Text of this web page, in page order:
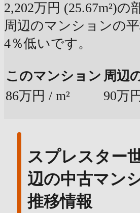
2,202万円 (25.67m²)の
周辺のマンションの
4％低いです。
このマンション 周辺
86万円 / m²
90万
スプレスター
辺の中古マン
推移情報